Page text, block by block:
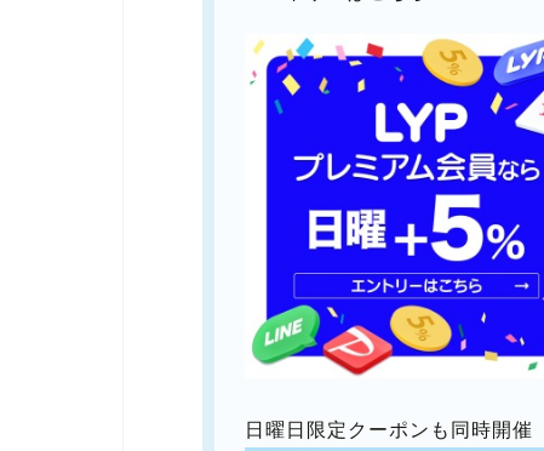
日曜日限定クーポンも同時開催